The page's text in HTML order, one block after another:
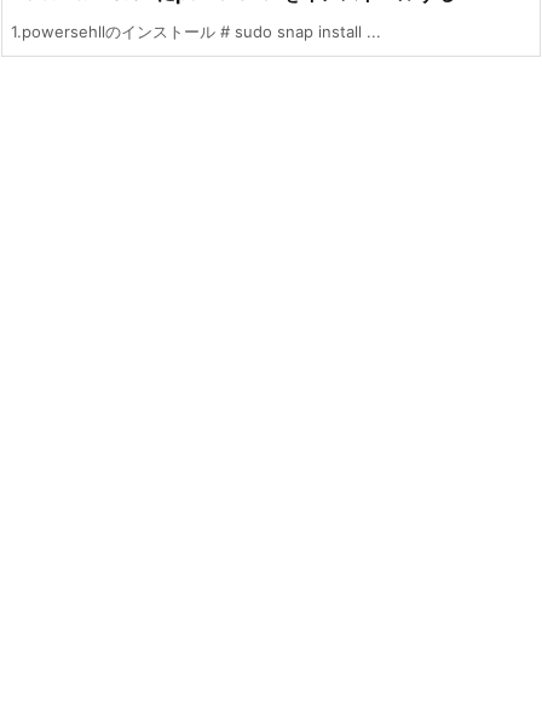
1.powersehllのインストール # sudo snap install ...